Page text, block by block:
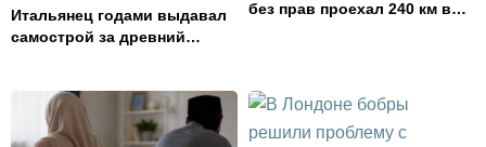
Итальянец годами выдавал
самострой за древний
без прав проехал 240 км в